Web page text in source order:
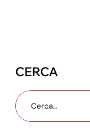
CERCA